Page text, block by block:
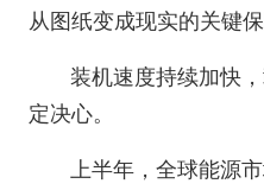
从图纸变成现实的关键保
装机速度持续加快
定决心。
上半年，全球能源